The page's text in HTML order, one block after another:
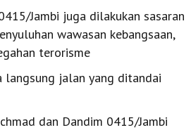
Jambi juga dilakukan sasaran
wawasan kebangsaan,
terorisme
langsung jalan yang ditandai
dan Dandim 0415/Jambi